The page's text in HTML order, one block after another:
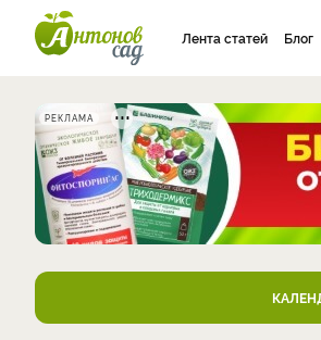
Лента статей Блог
РЕКЛАМА